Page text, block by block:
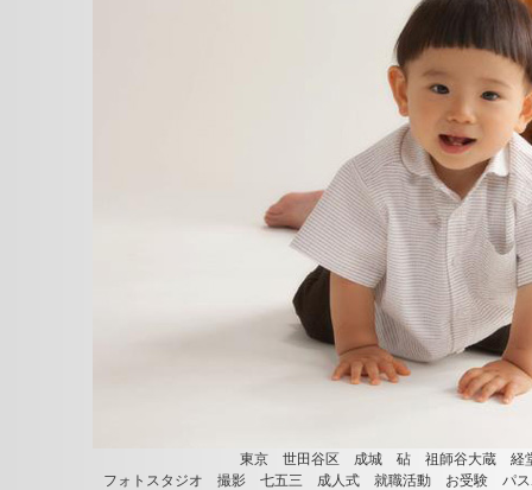
東京 世田谷区 成城 砧 祖師谷大蔵
フォトスタジオ 撮影 七五三 成人式 就職活動 お受験 パ